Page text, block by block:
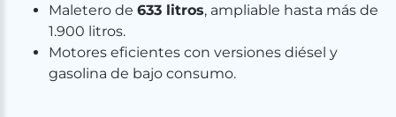
Maletero de 633 litros, ampliable hasta más de
1.900 litros.
Motores eficientes con versiones diésel y
gasolina de bajo consumo.